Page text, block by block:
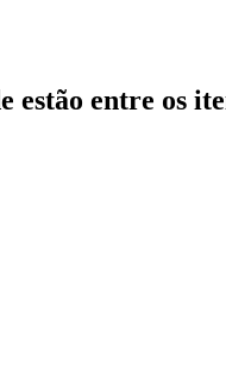
estão entre os